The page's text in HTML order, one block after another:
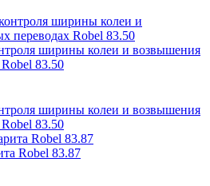
ширины колеи и возвышения
83.50
ширины колеи и возвышения
83.50
Robel 83.87